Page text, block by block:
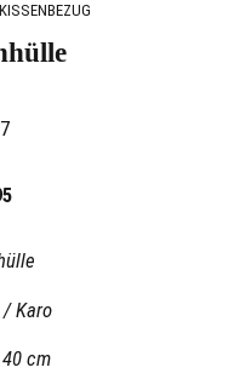
/ Karo
cm